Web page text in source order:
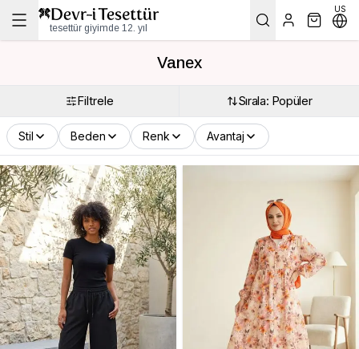
tesettür giyimde 12. yıl
US
Vanex
Filtrele Sırala: Popüler
Stil Beden Renk Avantaj